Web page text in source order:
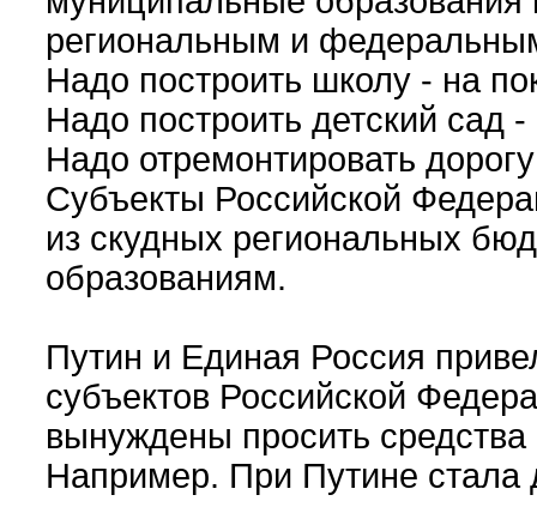
региональным и
Надо построить школу - на
Надо построить детский сад
Надо отремонтировать
Субъекты Российской
из скудных региональных
образованиям.
Путин и Единая Россия
субъектов Российской
вынуждены просить
Например. При Путине стала